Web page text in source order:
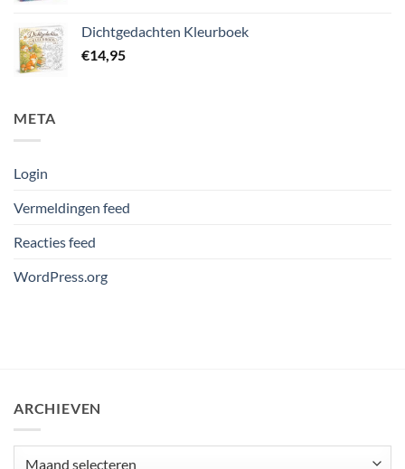
Dichtgedachten Kleurboek
€14,95
META
Login
Vermeldingen feed
Reacties feed
WordPress.org
ARCHIEVEN